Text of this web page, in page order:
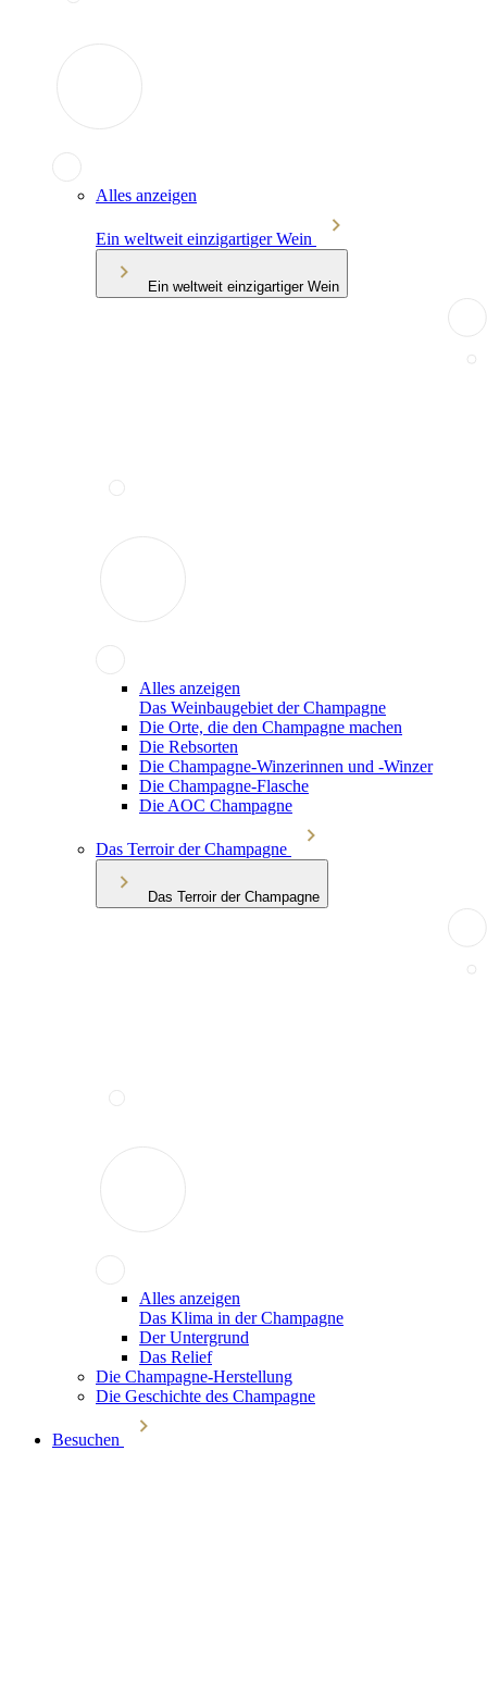
Alles anzeigen
Ein weltweit einzigartiger Wein
Ein weltweit einzigartiger Wein
Alles anzeigen
Das Weinbaugebiet der Champagne
Die Orte, die den Champagne machen
Die Rebsorten
Die Champagne-Winzerinnen und -Winzer
Die Champagne-Flasche
Die AOC Champagne
Das Terroir der Champagne
Das Terroir der Champagne
Alles anzeigen
Das Klima in der Champagne
Der Untergrund
Das Relief
Die Champagne-Herstellung
Die Geschichte des Champagne
Besuchen